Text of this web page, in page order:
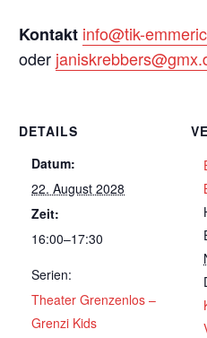
Kontakt info@tik-
oder
DETAILS
Datum:
22. August 2028
Zeit:
16:00–17:30
Serien:
Theater Grenzenlos –
Grenzi Kids